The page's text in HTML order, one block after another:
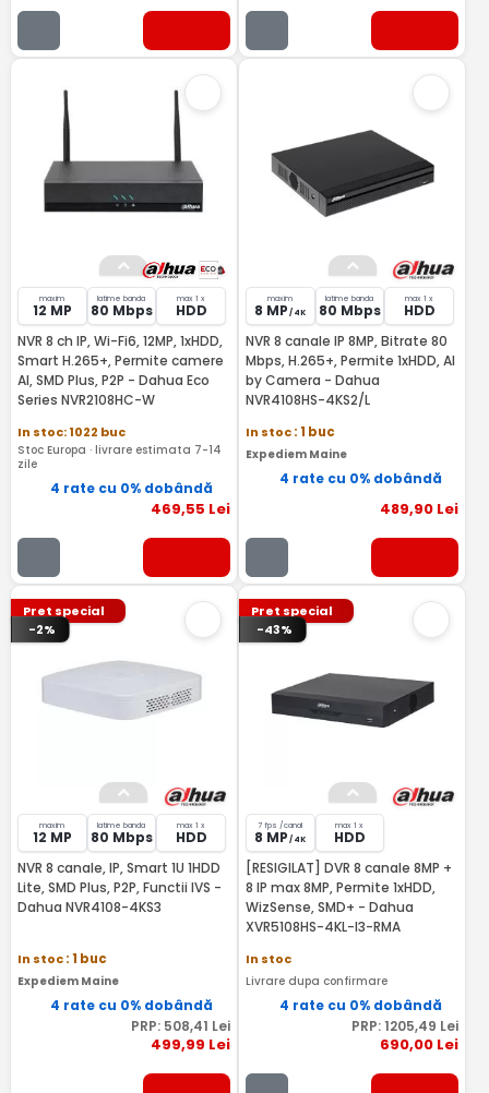
maxim
12 MP
latime banda
80 Mbps
max 1 x
HDD
NVR 8 ch IP, Wi-Fi6, 12MP, 1xHDD,
Smart H.265+, Permite camere
AI, SMD Plus, P2P - Dahua Eco
Series NVR2108HC-W
In stoc: 1022 buc
Stoc Europa · livrare estimata 7-14
zile
4 rate cu 0% dobândă
469,55 Lei
maxim
8 MP / 4K
latime banda
80 Mbps
max 1 x
HDD
NVR 8 canale IP 8MP, Bitrate 80
Mbps, H.265+, Permite 1xHDD, AI
by Camera - Dahua
NVR4108HS-4KS2/L
In stoc: 1 buc
Expediem Maine
4 rate cu 0% dobândă
489,90 Lei
Pret special
-2%
maxim
12 MP
latime banda
80 Mbps
max 1 x
HDD
NVR 8 canale, IP, Smart 1U 1HDD
Lite, SMD Plus, P2P, Functii IVS -
Dahua NVR4108-4KS3
In stoc: 1 buc
Expediem Maine
4 rate cu 0% dobândă
PRP: 508,41 Lei
499,99 Lei
Pret special
-43%
7 fps /canal
8 MP / 4K
max 1 x
HDD
[RESIGILAT] DVR 8 canale 8MP +
8 IP max 8MP, Permite 1xHDD,
WizSense, SMD+ - Dahua
XVR5108HS-4KL-I3-RMA
In stoc
Livrare dupa confirmare
4 rate cu 0% dobândă
PRP: 1205,49 Lei
690,00 Lei